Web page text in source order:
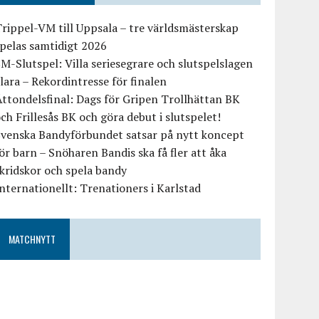
VM till Uppsala – tre världsmästerskap
samtidigt 2026
Slutspel: Villa seriesegrare och slutspelslagen
– Rekordintresse för finalen
Dags för Gripen Trollhättan BK
Frillesås BK och göra debut i slutspelet!
Bandyförbundet satsar på nytt koncept
barn – Snöharen Bandis ska få fler att åka
och spela bandy
Trenationers i Karlstad
MATCHNYTT